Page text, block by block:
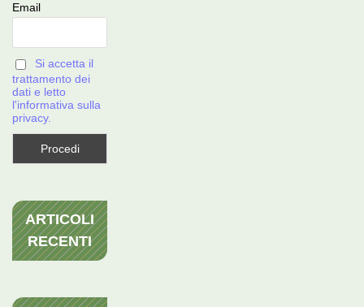
Email
Si accetta il
trattamento dei
dati e letto
l'informativa sulla
privacy.
ARTICOLI
RECENTI